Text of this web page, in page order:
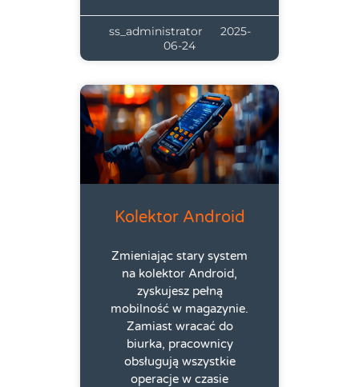
ss_administrator
2025-
06-24
Kolektor Android
Zmieniając stary system
na kolektor Android,
zyskujesz pełną
mobilność w magazynie.
Zamiast wracać do
biurka, pracownicy
obsługują wszystkie
operacje w czasie